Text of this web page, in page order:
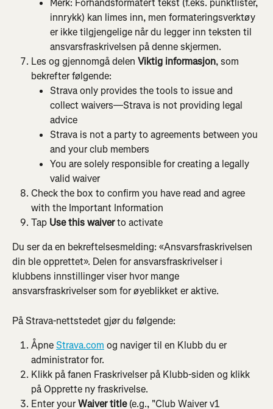
innrykk) kan limes inn, men formateringsverktøy
er ikke tilgjengelige når du legger inn teksten til
ansvarsfraskrivelsen på denne skjermen.
Les og gjennomgå delen Viktig informasjon, som
bekrefter følgende:
Strava only provides the tools to issue and
collect waivers—Strava is not providing legal
advice
Strava is not a party to agreements between you
and your club members
You are solely responsible for creating a legally
valid waiver
Check the box to confirm you have read and agree
with the Important Information
Tap Use this waiver to activate
Du ser da en bekreftelsesmelding: «Ansvarsfraskrivelsen
din ble opprettet». Delen for ansvarsfraskrivelser i
klubbens innstillinger viser hvor mange
ansvarsfraskrivelser som for øyeblikket er aktive.
På Strava-nettstedet gjør du følgende:
Åpne Strava.com og naviger til en Klubb du er
administrator for.
Klikk på fanen Fraskrivelser på Klubb-siden og klikk
på Opprette ny fraskrivelse.
Enter your Waiver title (e.g., "Club Waiver v1